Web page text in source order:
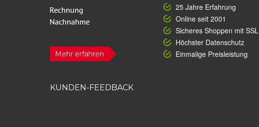
Mehr erfahren
25 Jahre Erfahrung
Online seit 2001
Sicheres Shoppen mit SSL
Höchster Datenschutz
Einmalige Preisleistung
KUNDEN-FEEDBACK